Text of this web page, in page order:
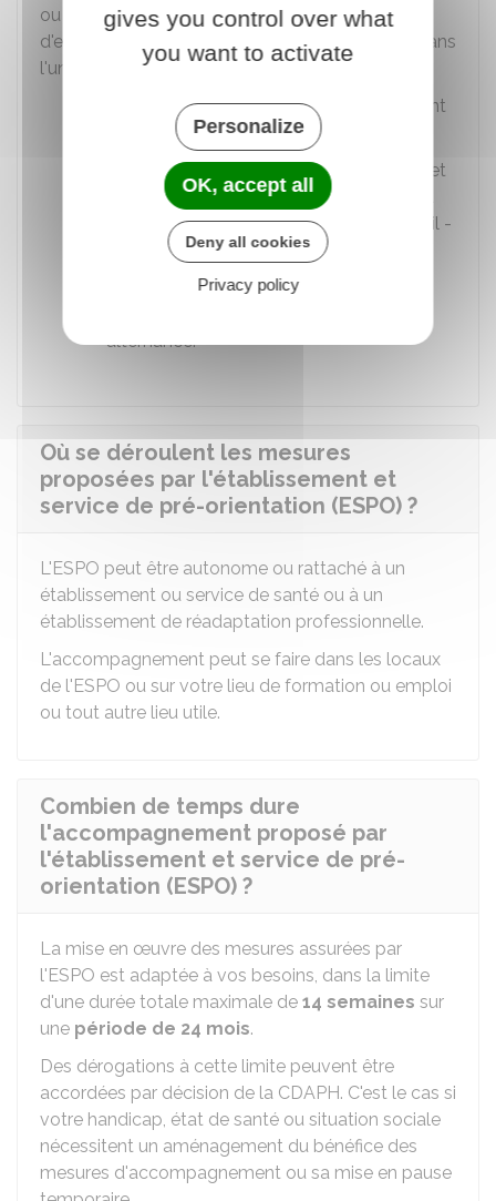
ou la mission locale si vous êtes demandeur
d'emploi. C'est notamment le cas si vous êtes dans
l'une des situations suivantes :
Vous avez besoin d'un accompagnement
de courte durée
Vous êtes déjà admis en établissement et
service médico-social (Établissement et
service d'accompagnement par le travail -
Ésat, Institut médico-éducatif - IME,
Institut médico-professionnel - IMP)
alternance.
Où se déroulent les mesures
proposées par l'établissement et
service de pré-orientation (ESPO) ?
L'ESPO peut être autonome ou rattaché à un
établissement ou service de santé ou à un
établissement de réadaptation professionnelle.
L'accompagnement peut se faire dans les locaux
de l'ESPO ou sur votre lieu de formation ou emploi
ou tout autre lieu utile.
Combien de temps dure
l'accompagnement proposé par
l'établissement et service de pré-
orientation (ESPO) ?
La mise en œuvre des mesures assurées par
l'ESPO est adaptée à vos besoins, dans la limite
d'une durée totale maximale de 14 semaines sur
une période de 24 mois.
Des dérogations à cette limite peuvent être
accordées par décision de la CDAPH. C'est le cas si
votre handicap, état de santé ou situation sociale
nécessitent un aménagement du bénéfice des
mesures d'accompagnement ou sa mise en pause
gives you control over what
you want to activate
Personalize
OK, accept all
Deny all cookies
Privacy policy